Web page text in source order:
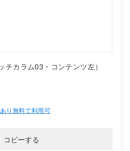
カラム03・コンテンツ左）
り 無料で利用可
コピーする